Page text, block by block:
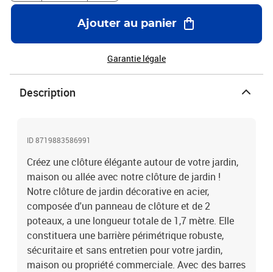
cm (L x H) Hauteur du panneau de clôture : 150 cm Dimensions du
poteau : 3,4 x 200 cm (diamètre x H) Avec dessus en cerceau
Matériaux de montage inclus La livraison inclut 1 panneau de
clôture et 2 poteaux Vous pouvez acheter plus pour faire la clôture
aussi longue que vous le souhaitez
Ajouter au panier
Garantie légale
Description
ID 8719883586991
Créez une clôture élégante autour de votre jardin,
maison ou allée avec notre clôture de jardin !
Notre clôture de jardin décorative en acier,
composée d'un panneau de clôture et de 2
poteaux, a une longueur totale de 1,7 mètre. Elle
constituera une barrière périmétrique robuste,
sécuritaire et sans entretien pour votre jardin,
maison ou propriété commerciale. Avec des barres